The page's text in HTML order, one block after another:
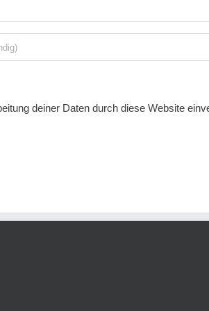
deiner Daten durch diese Website